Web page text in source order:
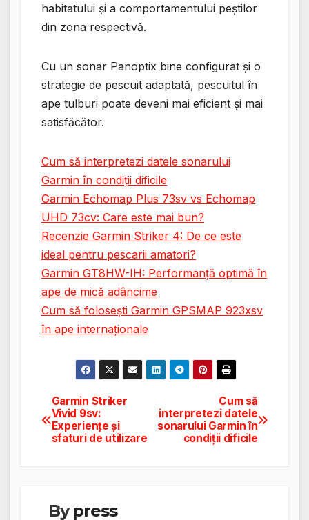
habitatului și a comportamentului peștilor
din zona respectivă.
Cu un sonar Panoptix bine configurat și o
strategie de pescuit adaptată, pescuitul în
ape tulburi poate deveni mai eficient și mai
satisfăcător.
Cum să interpretezi datele sonarului
Garmin în condiții dificile
Garmin Echomap Plus 73sv vs Echomap
UHD 73cv: Care este mai bun?
Recenzie Garmin Striker 4: De ce este
ideal pentru pescarii amatori?
Garmin GT8HW-IH: Performanță optimă în
ape de mică adâncime
Cum să folosești Garmin GPSMAP 923xsv
în ape internaționale
Navigare
în
articole
Cum să
interpretezi datele
sonarului Garmin în
condiții dificile
Garmin Striker
Vivid 9sv:
Experiențe și
sfaturi de utilizare
Bypress